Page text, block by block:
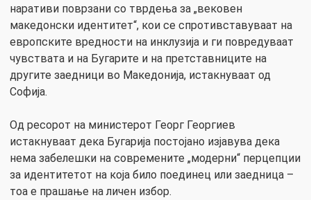
наративи поврзани со тврдења за „вековен
македонски идентитет“, кои се спротивставуваат на
европските вредности на инклузија и ги повредуваат
чувствата и на Бугарите и на претставниците на
другите заедници во Македонија, истакнуваат од
Софија.
Од ресорот на министерот Георг Георгиев
истакнуваат дека Бугарија постојано изјавува дека
нема забелешки на современите „модерни“ перцепции
за идентитетот на која било поединец или заедница –
тоа е прашање на личен избор.